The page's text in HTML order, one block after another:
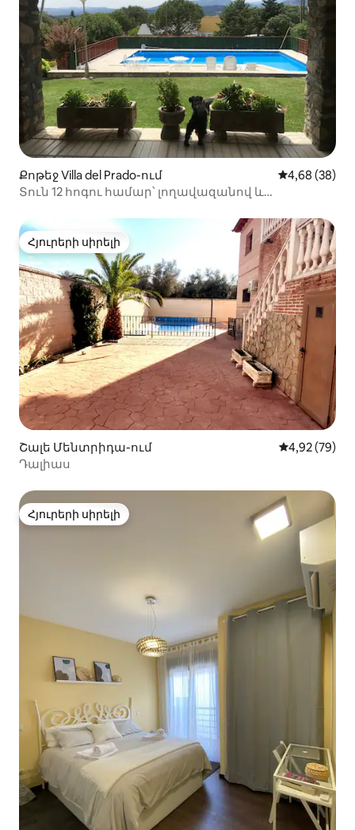
Քոթեջ Villa del Prado-ում Միջին
4,68 (38)
Տուն 12 հոգու համար՝ լողավազանով և
Հյուրերի սիրելի
Հյուրերի սիրելի
Շալե Մենտրիդա-ում Միջին
4,92 (79)
Դալիաս
Հյուրերի սիրելի
Հյուրերի սիրելի